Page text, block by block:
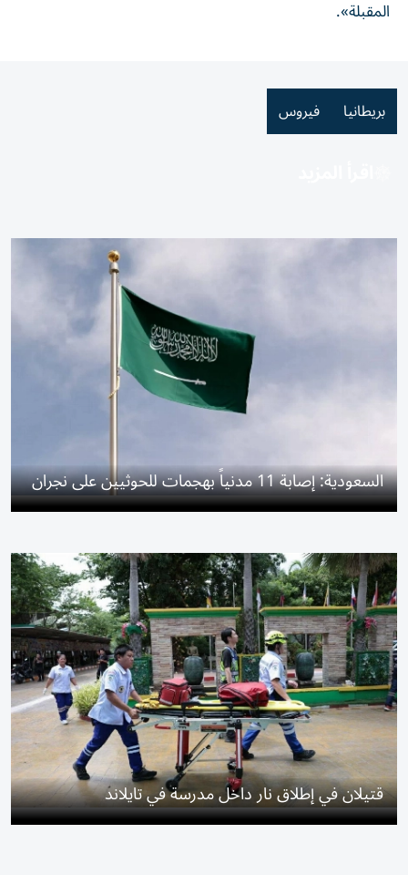
المقبلة».
بريطانيا فيروس
السعودية: إصابة 11 مدنياً بهجمات للحوثيين على نجران
قتيلان في إطلاق نار داخل مدرسة في تايلاند